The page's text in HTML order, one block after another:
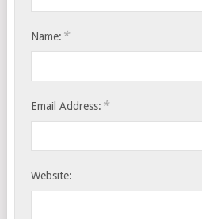
Name: *
Email Address: *
Website: